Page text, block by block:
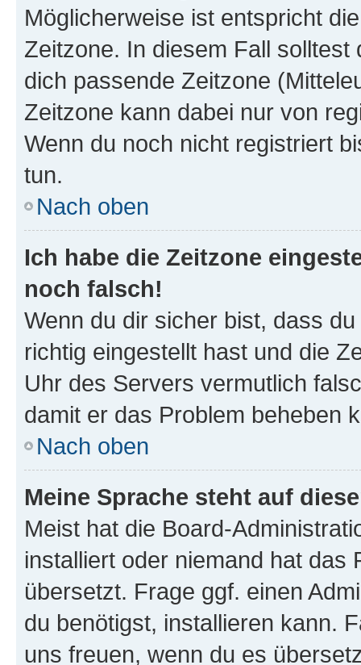
Möglicherweise ist entspricht
Zeitzone. In diesem Fall solltest
dich passende Zeitzone
Zeitzone kann dabei nur von
Wenn du noch nicht registriert
tun.
Nach oben
Ich habe die Zeitzone
noch falsch!
Wenn du dir sicher bist, dass
richtig eingestellt hast und die
Uhr des Servers vermutlich
damit er das Problem beheben
Nach oben
Meine Sprache steht auf
Meist hat die Board-
installiert oder niemand hat das
übersetzt. Frage ggf. einen
du benötigst, installieren kann.
uns freuen, wenn du es